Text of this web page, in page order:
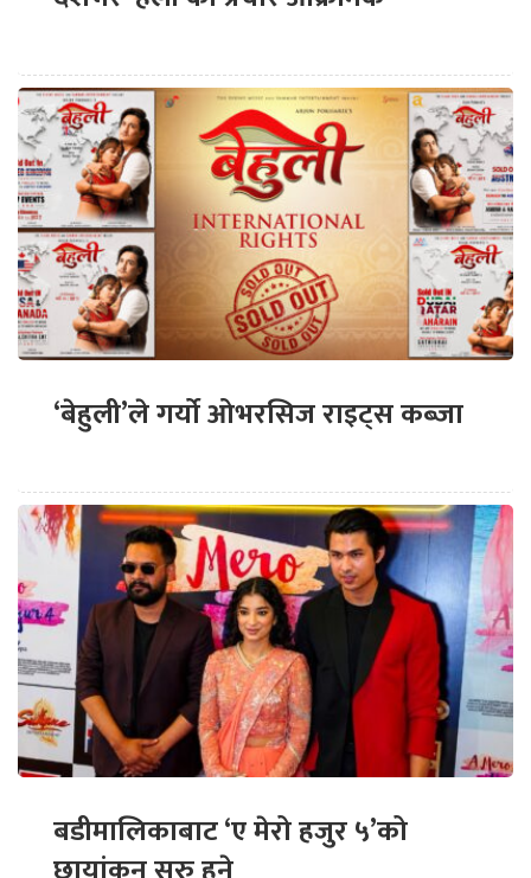
‘बेहुली’ले गर्यो ओभरसिज राइट्स कब्जा
बडीमालिकाबाट ‘ए मेरो हजुर ५’को